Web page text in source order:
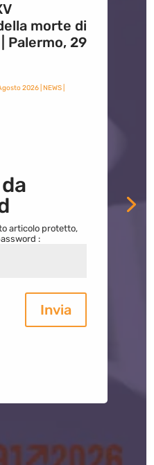
morte di
Palermo, 29
2026| NEWS|
articolo protetto,
:
Invia